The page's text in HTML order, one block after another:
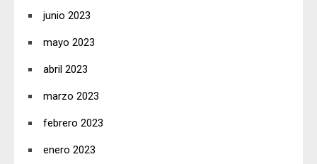
junio 2023
mayo 2023
abril 2023
marzo 2023
febrero 2023
enero 2023